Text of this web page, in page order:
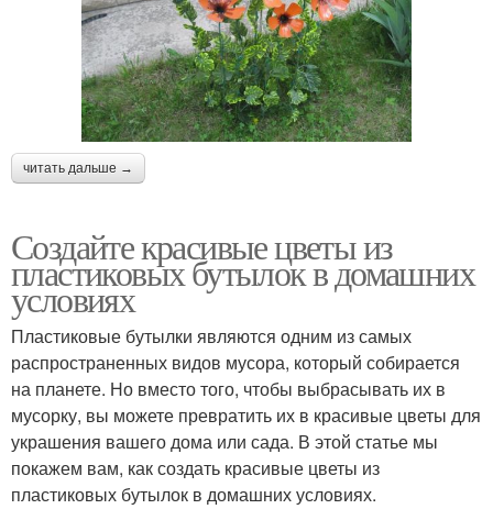
читать дальше →
Создайте красивые цветы из
пластиковых бутылок в домашних
условиях
Пластиковые бутылки являются одним из самых
распространенных видов мусора, который собирается
на планете. Но вместо того, чтобы выбрасывать их в
мусорку, вы можете превратить их в красивые цветы для
украшения вашего дома или сада. В этой статье мы
покажем вам, как создать красивые цветы из
пластиковых бутылок в домашних условиях.